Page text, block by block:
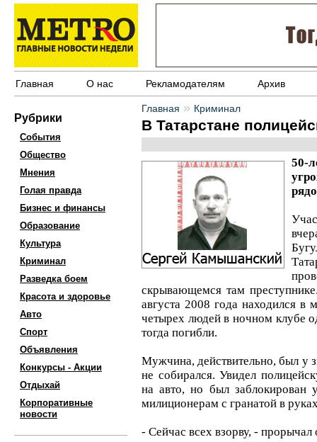
Главная О нас Рекламодателям Архив
Рубрики
События
Общество
Мнения
Голая правда
Бизнес и финансы
Образование
Культура
Криминал
Разведка боем
Красота и здоровье
Авто
Спорт
Объявления
Конкурсы - Акции
Отдыхай
Корпоративные
новости
Главная » Криминал
В Татарстане
50-
скрывающемся там
августа 2008 года находился в
четырех людей в ночном клубе
тогда погибли.
Мужчина, действительно, был у
не собирался. Увидел
на авто, но был
милиционерам с гранатой в
- Сейчас всех взорву, - прорычал